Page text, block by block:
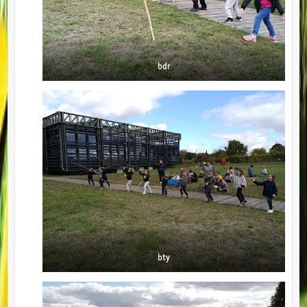
bdr
bty